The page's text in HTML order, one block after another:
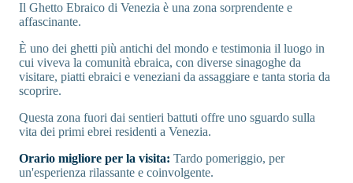
Il Ghetto Ebraico di Venezia è una zona sorprendente e
affascinante.
È uno dei ghetti più antichi del mondo e testimonia il luogo in
cui viveva la comunità ebraica, con diverse sinagoghe da
visitare, piatti ebraici e veneziani da assaggiare e tanta storia da
scoprire.
Questa zona fuori dai sentieri battuti offre uno sguardo sulla
vita dei primi ebrei residenti a Venezia.
Orario migliore per la visita: Tardo pomeriggio, per
un'esperienza rilassante e coinvolgente.